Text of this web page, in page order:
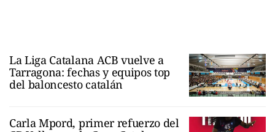
La Liga Catalana ACB vuelve a
Tarragona: fechas y equipos top
del baloncesto catalán
Carla Mpord, primer refuerzo del